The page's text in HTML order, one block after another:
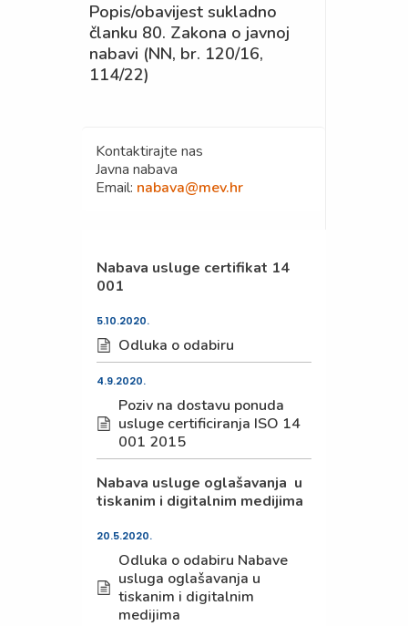
Popis/obavijest sukladno
članku 80. Zakona o javnoj
nabavi (NN, br. 120/16,
114/22)
Kontaktirajte nas
Javna nabava
Email: nabava@mev.hr
Nabava usluge certifikat 14
001
5.10.2020.
Odluka o odabiru
4.9.2020.
Poziv na dostavu ponuda
usluge certificiranja ISO 14
001 2015
Nabava usluge oglašavanja u
tiskanim i digitalnim medijima
20.5.2020.
Odluka o odabiru Nabave
usluga oglašavanja u
tiskanim i digitalnim
medijima